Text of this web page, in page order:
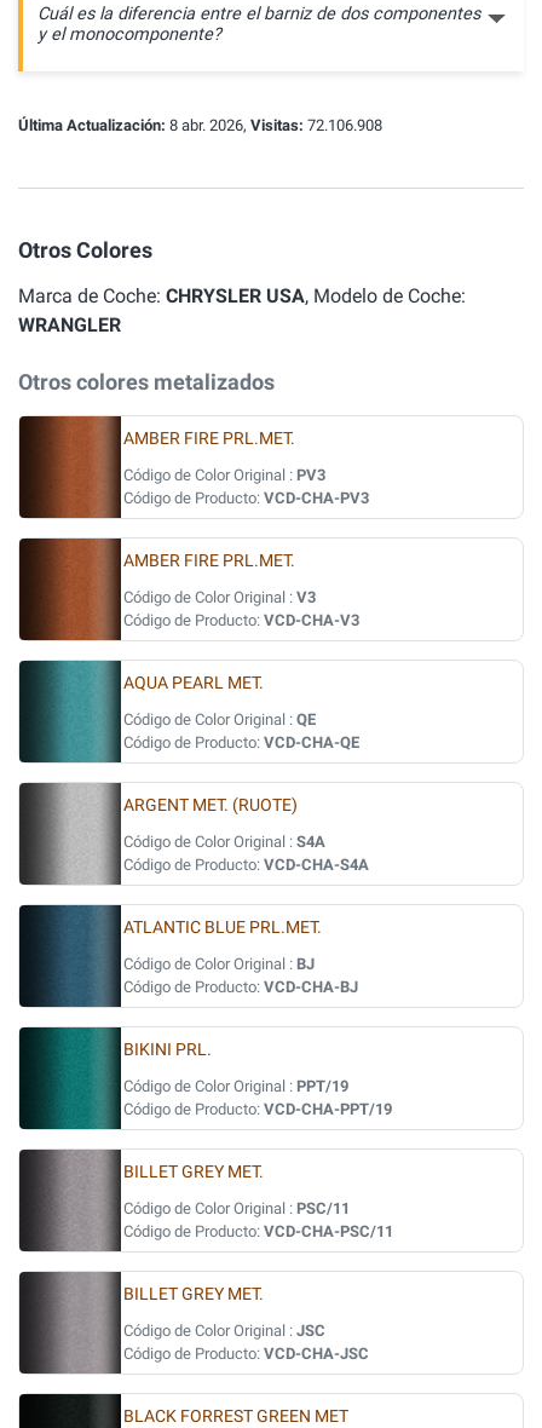
Cuál es la diferencia entre el barniz de dos componentes
y el monocomponente?
Última Actualización: 8 abr. 2026, Visitas: 72.106.908
Otros Colores
Marca de Coche: CHRYSLER USA, Modelo de Coche:
WRANGLER
Otros colores metalizados
AMBER FIRE PRL.MET.
Código de Color Original : PV3
Código de Producto: VCD-CHA-PV3
AMBER FIRE PRL.MET.
Código de Color Original : V3
Código de Producto: VCD-CHA-V3
AQUA PEARL MET.
Código de Color Original : QE
Código de Producto: VCD-CHA-QE
ARGENT MET. (RUOTE)
Código de Color Original : S4A
Código de Producto: VCD-CHA-S4A
ATLANTIC BLUE PRL.MET.
Código de Color Original : BJ
Código de Producto: VCD-CHA-BJ
BIKINI PRL.
Código de Color Original : PPT/19
Código de Producto: VCD-CHA-PPT/19
BILLET GREY MET.
Código de Color Original : PSC/11
Código de Producto: VCD-CHA-PSC/11
BILLET GREY MET.
Código de Color Original : JSC
Código de Producto: VCD-CHA-JSC
BLACK FORREST GREEN MET